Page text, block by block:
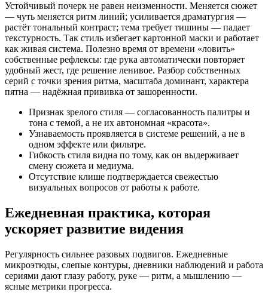
Устойчивый почерк не равен неизменности. Меняется сюжет
— чуть меняется ритм линий; усиливается драматургия —
растёт тональный контраст; тема требует тишины — падает
текстурность. Так стиль избегает картонной маски и работает
как живая система. Полезно время от времени «ловить»
собственные рефлексы: где рука автоматически повторяет
удобный жест, где решение ленивое. Разбор собственных
серий с точки зрения ритма, масштаба доминант, характера
пятна — надёжная прививка от зашоренности.
Признак зрелого стиля — согласованность палитры и
тона с темой, а не их автономная «красота».
Узнаваемость проявляется в системе решений, а не в
одном эффекте или фильтре.
Гибкость стиля видна по тому, как он выдерживает
смену сюжета и медиума.
Отсутствие клише подтверждается свежестью
визуальных вопросов от работы к работе.
Ежедневная практика, которая
ускоряет развитие видения
Регулярность сильнее разовых подвигов. Ежедневные
микроэтюды, слепые контуры, дневники наблюдений и работа
сериями дают глазу работу, руке — ритм, а мышлению —
ясные метрики прогресса.